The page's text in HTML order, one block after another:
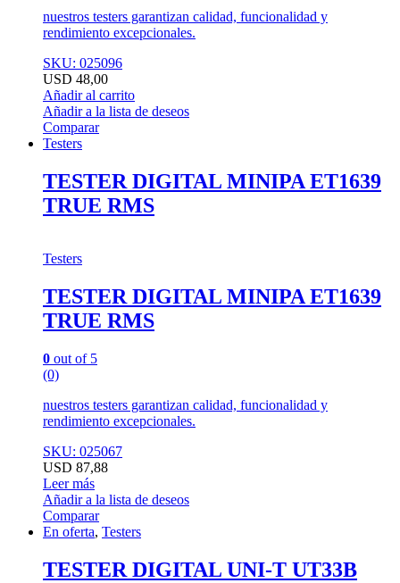
nuestros testers garantizan calidad, funcionalidad y
rendimiento excepcionales.
SKU: 025096
USD 48,00
Añadir al carrito
Añadir a la lista de deseos
Comparar
Testers
TESTER DIGITAL MINIPA ET1639
TRUE RMS
Testers
TESTER DIGITAL MINIPA ET1639
TRUE RMS
0 out of 5
(0)
nuestros testers garantizan calidad, funcionalidad y
rendimiento excepcionales.
SKU: 025067
USD 87,88
Leer más
Añadir a la lista de deseos
Comparar
En oferta, Testers
TESTER DIGITAL UNI-T UT33B